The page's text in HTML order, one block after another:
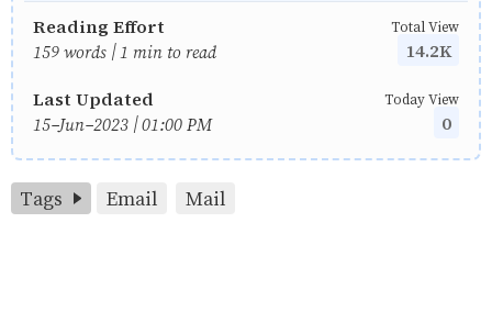
Reading Effort
159 words | 1 min to read
Total View
14.2K
Last Updated
15-Jun-2023 | 01:00 PM
Today View
0
Tags Email Mail